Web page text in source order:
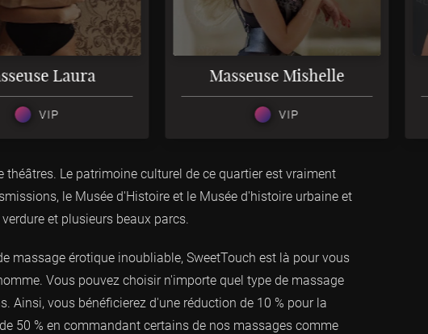
Laura
VIP
Masseuse Mishelle
VIP
Le patrimoine culturel de ce quartier est vraiment
le Musée d'Histoire et le Musée d'histoire urbaine et
et plusieurs beaux parcs.
massage érotique inoubliable, SweetTouch est là pour vous
Vous pouvez choisir n'importe quel type de massage
Ainsi, vous bénéficierez d'une réduction de 10 % pour la
50 % en commandant certains de nos massages comme